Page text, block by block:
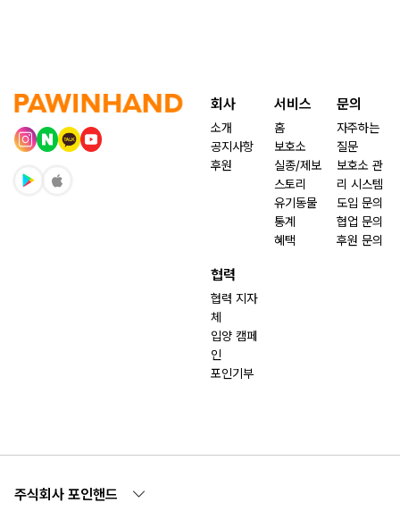
회사
소개
공지사항
후원
서비스
홈
보호소
실종/제보
스토리
유기동물
통계
혜택
문의
자주하는
질문
보호소 관
리 시스템
도입 문의
협업 문의
후원 문의
협력
협력 지자
체
입양 캠페
인
포인기부
주식회사 포인핸드